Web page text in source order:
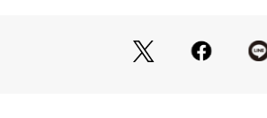
同シリーズのパンツと合わせた、統一感
タイルもおすすめです。